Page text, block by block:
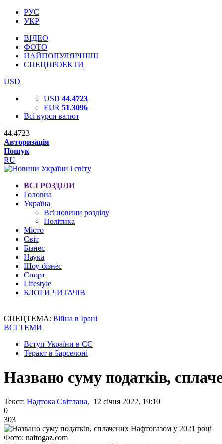
РУС
УКР
ВІДЕО
ФОТО
НАЙПОПУЛЯРНІШІ
СПЕЦПРОЕКТИ
USD
USD 44.4723
EUR 51.3096
Всі курси валют
44.4723
Авторизація
Пошук
RU
ВСІ РОЗДІЛИ
Головна
Україна
Всі новини розділу
Політика
Місто
Світ
Бізнес
Наука
Шоу-бізнес
Спорт
Lifestyle
БЛОГИ ЧИТАЧІВ
СПЕЦТЕМА: Війна в Ірані
ВСІ ТЕМИ
Вступ України в ЄС
Теракт в Барселоні
Названо суму податків,
Текст: Надтока Світлана, 12 січня 2022, 19:10
0
303
Фото: naftogaz.com